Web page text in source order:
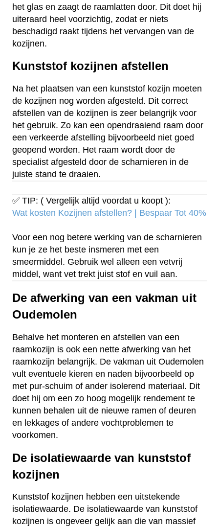
het glas en zaagt de raamlatten door. Dit doet hij
uiteraard heel voorzichtig, zodat er niets
beschadigd raakt tijdens het vervangen van de
kozijnen.
Kunststof kozijnen afstellen
Na het plaatsen van een kunststof kozijn moeten
de kozijnen nog worden afgesteld. Dit correct
afstellen van de kozijnen is zeer belangrijk voor
het gebruik. Zo kan een opendraaiend raam door
een verkeerde afstelling bijvoorbeeld niet goed
geopend worden. Het raam wordt door de
specialist afgesteld door de scharnieren in de
juiste stand te draaien.
✅ TIP: ( Vergelijk altijd voordat u koopt ):
Wat kosten Kozijnen afstellen? | Bespaar Tot 40%‎
Voor een nog betere werking van de scharnieren
kun je ze het beste insmeren met een
smeermiddel. Gebruik wel alleen een vetvrij
middel, want vet trekt juist stof en vuil aan.
De afwerking van een vakman uit
Oudemolen
Behalve het monteren en afstellen van een
raamkozijn is ook een nette afwerking van het
raamkozijn belangrijk. De vakman uit Oudemolen
vult eventuele kieren en naden bijvoorbeeld op
met pur-schuim of ander isolerend materiaal. Dit
doet hij om een zo hoog mogelijk rendement te
kunnen behalen uit de nieuwe ramen of deuren
en lekkages of andere vochtproblemen te
voorkomen.
De isolatiewaarde van kunststof
kozijnen
Kunststof kozijnen hebben een uitstekende
isolatiewaarde. De isolatiewaarde van kunststof
kozijnen is ongeveer gelijk aan die van massief